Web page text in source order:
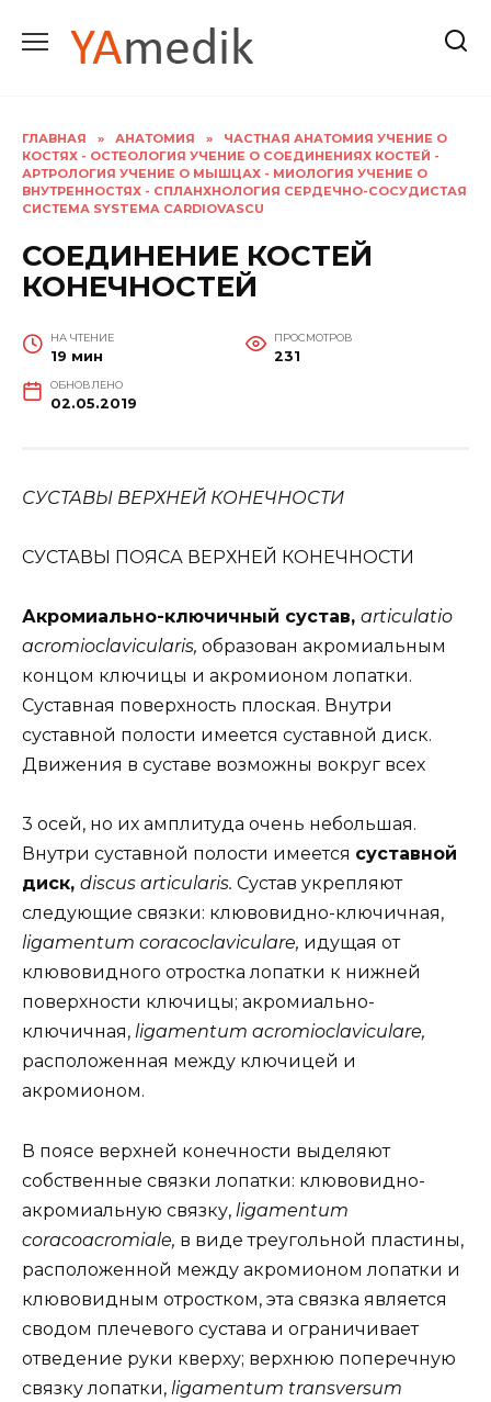
содержанию
ГЛАВНАЯ » АНАТОМИЯ »
ЧАСТНАЯ АНАТОМИЯ УЧЕНИЕ О
КОСТЯХ - ОСТЕОЛОГИЯ УЧЕНИЕ О СОЕДИНЕНИЯХ КОСТЕЙ -
АРТРОЛОГИЯ УЧЕНИЕ О МЫШЦАХ - МИОЛОГИЯ УЧЕНИЕ О
ВНУТРЕННОСТЯХ - СПЛАНХНОЛОГИЯ СЕРДЕЧНО-СОСУДИСТАЯ
СИСТЕМА SYSTEMA CARDIOVASCU
СОЕДИНЕНИЕ КОСТЕЙ
КОНЕЧНОСТЕЙ
НА ЧТЕНИЕ
19 мин
ПРОСМОТРОВ
231
ОБНОВЛЕНО
02.05.2019
СУСТАВЫ ВЕРХНЕЙ КОНЕЧНОСТИ
СУСТАВЫ ПОЯСА ВЕРХНЕЙ КОНЕЧНОСТИ
Акромиально-ключичный сустав, articulatio
acromioclavicularis, образован акромиальным
концом ключицы и акромионом лопатки.
Суставная поверхность плоская. Внутри
суставной полости имеется суставной диск.
Движения в суставе возможны вокруг всех
3 осей, но их амплитуда очень небольшая.
Внутри суставной полости имеется суставной
диск, discus articularis. Сустав укрепляют
следующие связки: клювовидно-ключичная,
ligamentum coracoclaviculare, идущая от
клювовидного отростка лопатки к нижней
поверхности ключицы; акромиально-
ключичная, ligamentum acromioclaviculare,
расположенная между ключицей и
акромионом.
В поясе верхней конечности выделяют
собственные связки лопатки: клювовидно-
акромиальную связку, ligamentum
coracoacromiale, в виде треугольной пластины,
расположенной между акромионом лопатки и
клювовидным отростком, эта связка является
сводом плечевого сустава и ограничивает
отведение руки кверху; верхнюю поперечную
связку лопатки, ligamentum transversum